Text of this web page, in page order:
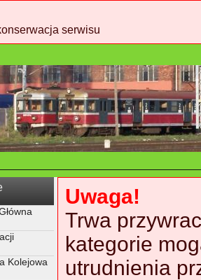
serwisu
Kolejowa
Uwaga!
Trwa
kategorie
utrudnienia